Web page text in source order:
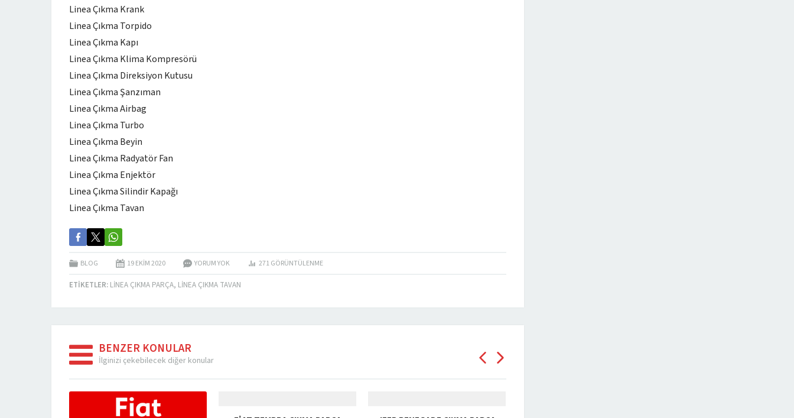
Linea Çıkma Krank
Linea Çıkma Torpido
Linea Çıkma Kapı
Linea Çıkma Klima Kompresörü
Linea Çıkma Direksiyon Kutusu
Linea Çıkma Şanzıman
Linea Çıkma Airbag
Linea Çıkma Turbo
Linea Çıkma Beyin
Linea Çıkma Radyatör Fan
Linea Çıkma Enjektör
Linea Çıkma Silindir Kapağı
Linea Çıkma Tavan
BLOG 19 EKIM2020 YORUM YOK 271GÖRÜNTÜLENME
ETIKETLER: LINEA ÇIKMA PARÇA, LINEA ÇIKMA TAVAN
BENZER KONULAR
İlginizi çekebilecek diğer konular